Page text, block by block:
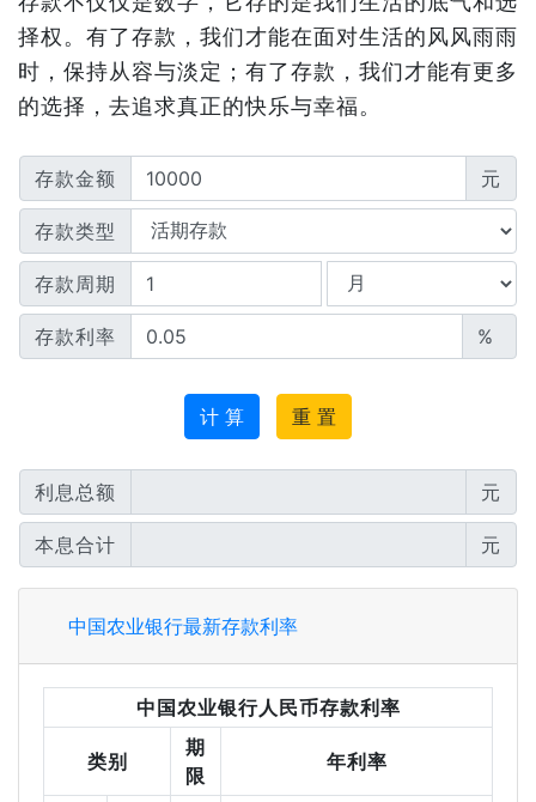
择权。有了存款，我们才能在面对生活的风风雨雨
时，保持从容与淡定；有了存款，我们才能有更多
的选择，去追求真正的快乐与幸福。
存款金额 元
存款类型
存款周期
存款利率 %
计 算 重 置
利息总额 元
本息合计 元
中国农业银行最新存款利率
中国农业银行人民币存款利率
类别
期
限
年利率